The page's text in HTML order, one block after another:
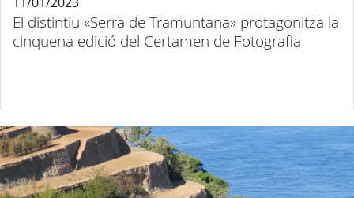
El distintiu «Serra de Tramuntana» protagonitza la
cinquena edició del Certamen de Fotografia